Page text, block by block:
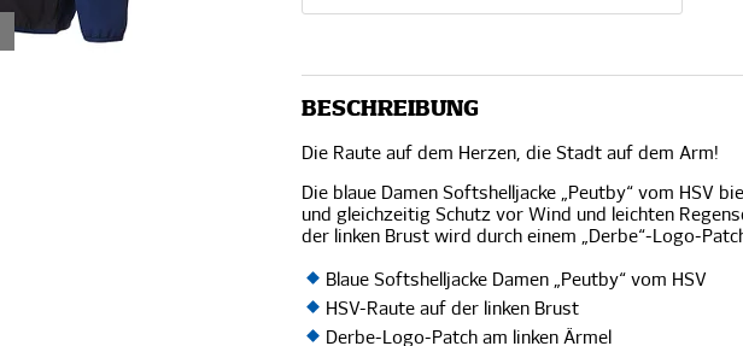
BESCHREIBUNG
Die Raute auf dem Herzen, die Stadt auf dem Arm!
Die blaue Damen Softshelljacke „Peutby“ vom HSV
und gleichzeitig Schutz vor Wind und leichten
der linken Brust wird durch einem „Derbe“-Logo-
Blaue Softshelljacke Damen „Peutby“ vom HSV
HSV-Raute auf der linken Brust
Derbe-Logo-Patch am linken Ärmel